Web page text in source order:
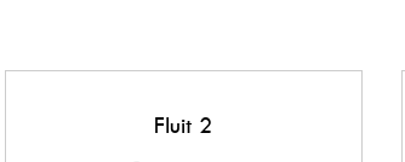
Fluit 2